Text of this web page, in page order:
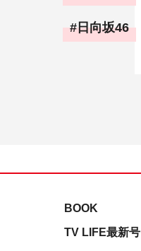
日向坂46
BOOK
TV LIFE最新号